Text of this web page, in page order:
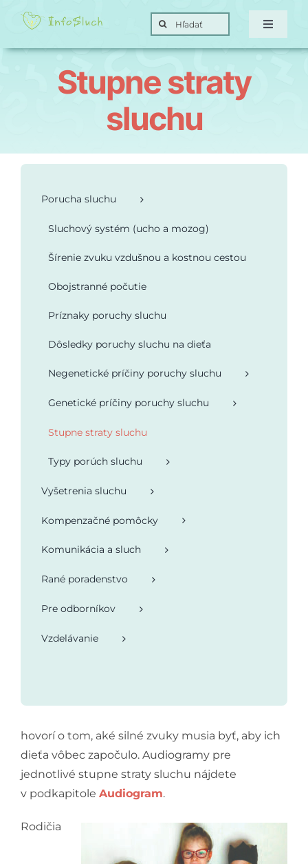
content
Toggle
Posunky
Ciele
Kontakt
Search
for:
Stupne straty
sluchu
Porucha sluchu
Sluchový systém (ucho a mozog)
Šírenie zvuku vzdušnou a kostnou cestou
Obojstranné počutie
Príznaky poruchy sluchu
Dôsledky poruchy sluchu na dieťa
Negenetické príčiny poruchy sluchu
Genetické príčiny poruchy sluchu
Stupne straty sluchu
Typy porúch sluchu
Vyšetrenia sluchu
Kompenzačné pomôcky
Komunikácia a sluch
Rané poradenstvo
Pre odborníkov
Vzdelávanie
hovorí o tom, aké silné zvuky musia byť, aby ich
dieťa vôbec započulo. Audiogramy pre
jednotlivé stupne straty sluchu nájdete
v podkapitole Audiogram.
Rodičia